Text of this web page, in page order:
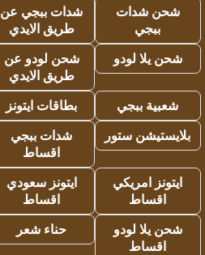
شحن شدات
ببجي
شدات ببجي عن
طريق الايدي
شحن يلا لودو
شحن لودو عن
طريق الايدي
شعبية ببجي
بطاقات ايتونز
بلايستيشن ستور
شدات ببجي
اقساط
ايتونز امريكي
اقساط
ايتونز سعودي
اقساط
شحن يلا لودو
اقساط
حناء شعر